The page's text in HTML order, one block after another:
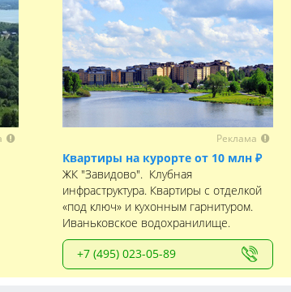
Реклама
Квартиры на курорте от 10 млн ₽
ЖК "Завидово". Клубная
инфраструктура. Квартиры с отделкой
«под ключ» и кухонным гарнитуром.
Иваньковское водохранилище.
+7 (495) 023-05-89